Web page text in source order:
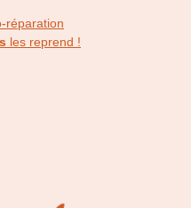
réparation
les reprend !